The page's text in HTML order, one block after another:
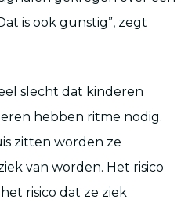
is ook gunstig”, zegt
slecht dat kinderen
hebben ritme nodig.
zitten worden ze
van worden. Het risico
risico dat ze ziek